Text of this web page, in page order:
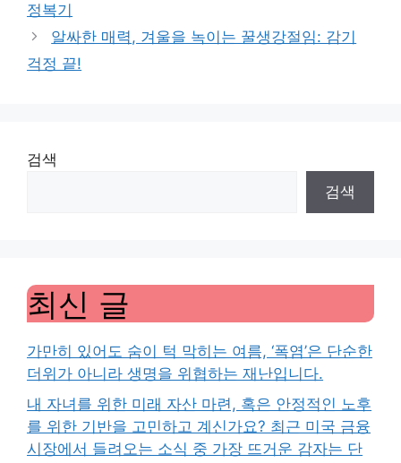
정복기
알싸한 매력, 겨울을 녹이는 꿀생강절임: 감기
걱정 끝!
검색
검색
최신 글
가만히 있어도 숨이 턱 막히는 여름, ‘폭염’은 단순한
더위가 아니라 생명을 위협하는 재난입니다.
내 자녀를 위한 미래 자산 마련, 혹은 안정적인 노후
를 위한 기반을 고민하고 계신가요? 최근 미국 금융
시장에서 들려오는 소식 중 가장 뜨거운 감자는 단